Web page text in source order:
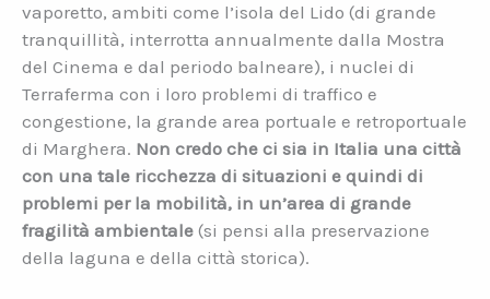
vaporetto, ambiti come l’isola del Lido (di grande
tranquillità, interrotta annualmente dalla Mostra
del Cinema e dal periodo balneare), i nuclei di
Terraferma con i loro problemi di traffico e
congestione, la grande area portuale e retroportuale
di Marghera. Non credo che ci sia in Italia una città
con una tale ricchezza di situazioni e quindi di
problemi per la mobilità, in un’area di grande
fragilità ambientale (si pensi alla preservazione
della laguna e della città storica).